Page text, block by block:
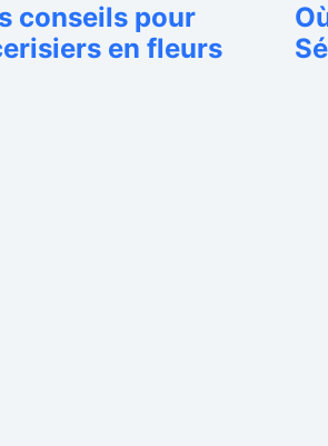
conseils pour
en fleurs